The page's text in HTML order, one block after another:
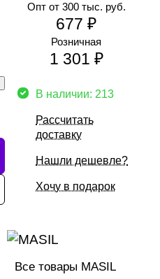
Опт от 300 тыс. руб.
677 ₽
Розничная
1 301 ₽
В наличии: 213
Рассчитать
доставку
Нашли дешевле?
Хочу в подарок
Все товары MASIL